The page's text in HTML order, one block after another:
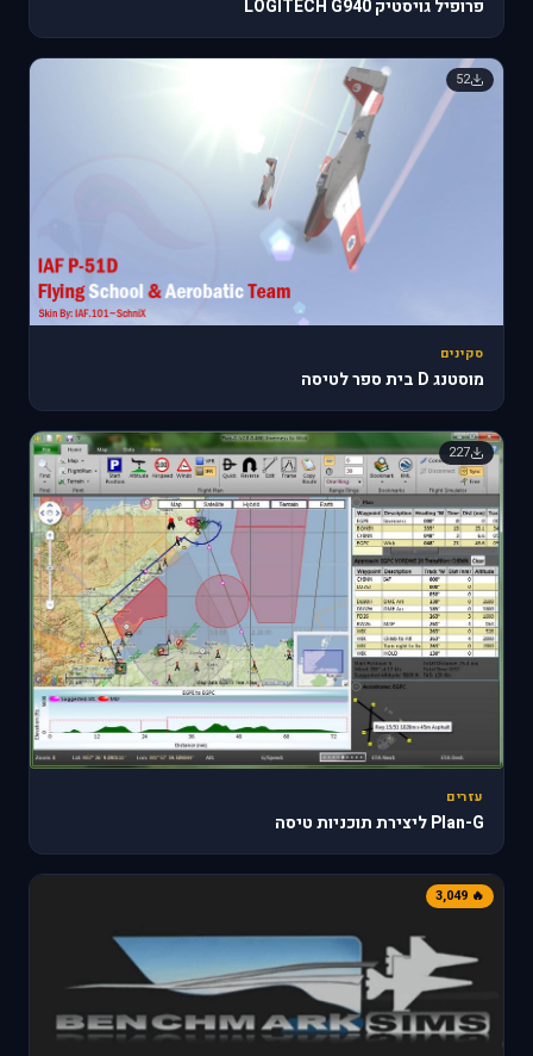
פרופיל גויסטיק LOGITECH G940
52
סקינים
מוסטנג D בית ספר לטיסה
227
עזרים
Plan-G ליצירת תוכניות טיסה
🔥 3,049